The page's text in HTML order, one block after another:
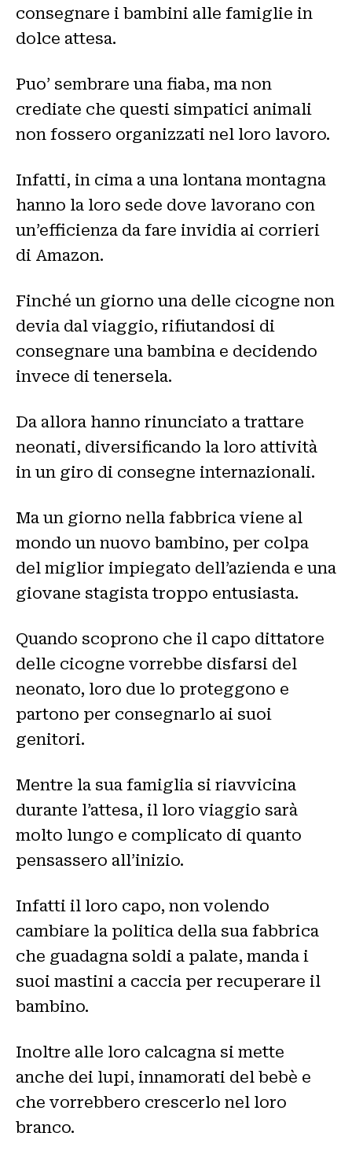
consegnare i bambini alle famiglie in
dolce attesa.
Puo’ sembrare una fiaba, ma non
crediate che questi simpatici animali
non fossero organizzati nel loro lavoro.
Infatti, in cima a una lontana montagna
hanno la loro sede dove lavorano con
un’efficienza da fare invidia ai corrieri
di Amazon.
Finché un giorno una delle cicogne non
devia dal viaggio, rifiutandosi di
consegnare una bambina e decidendo
invece di tenersela.
Da allora hanno rinunciato a trattare
neonati, diversificando la loro attività
in un giro di consegne internazionali.
Ma un giorno nella fabbrica viene al
mondo un nuovo bambino, per colpa
del miglior impiegato dell’azienda e una
giovane stagista troppo entusiasta.
Quando scoprono che il capo dittatore
delle cicogne vorrebbe disfarsi del
neonato, loro due lo proteggono e
partono per consegnarlo ai suoi
genitori.
Mentre la sua famiglia si riavvicina
durante l’attesa, il loro viaggio sarà
molto lungo e complicato di quanto
pensassero all’inizio.
Infatti il loro capo, non volendo
cambiare la politica della sua fabbrica
che guadagna soldi a palate, manda i
suoi mastini a caccia per recuperare il
bambino.
Inoltre alle loro calcagna si mette
anche dei lupi, innamorati del bebè e
che vorrebbero crescerlo nel loro
branco.